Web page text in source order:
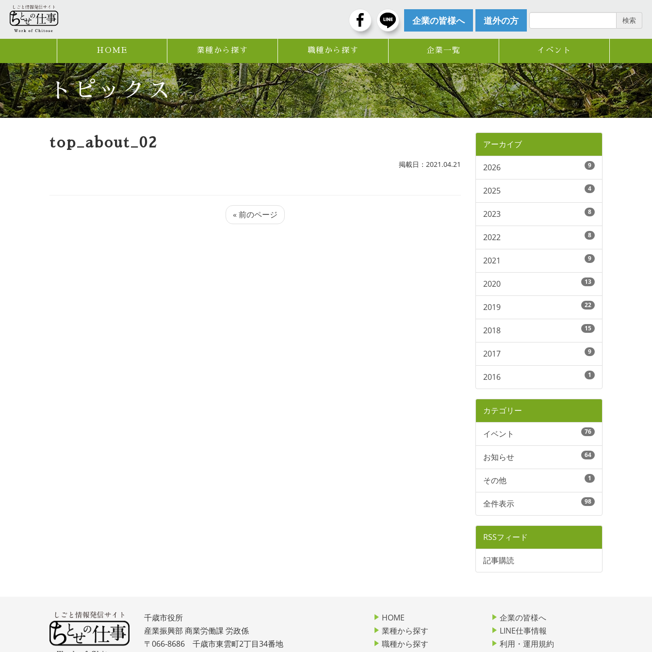
企業の皆様へ 道外の方 検索
HOME 業種から探す 職種から探す 企業一覧 イベント
トピックス
top_about_02
掲載日：2021.04.21
« 前のページ
アーカイブ
2026 9
2025 4
2023 8
2022 8
2021 9
2020 13
2019 22
2018 15
2017 9
2016 1
カテゴリー
イベント 76
お知らせ 64
その他 1
全件表示 98
RSSフィード
記事購読
千歳市役所
産業振興部 商業労働課 労政係
〒066-8686 千歳市東雲町2丁目34番地
HOME
業種から探す
職種から探す
企業の皆様へ
LINE仕事情報
利用・運用規約